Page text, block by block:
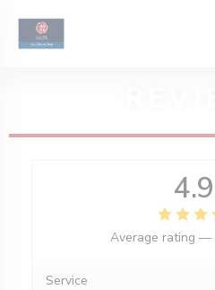
4.9
Average rating —
Service